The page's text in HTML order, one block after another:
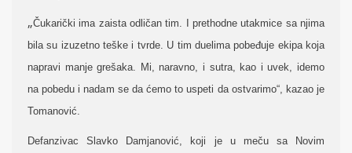
„Čukarički ima zaista odličan tim. I prethodne utakmice sa njima
bila su izuzetno teške i tvrde. U tim duelima pobeđuje ekipa koja
napravi manje grešaka. Mi, naravno, i sutra, kao i uvek, idemo
na pobedu i nadam se da ćemo to uspeti da ostvarimo“, kazao je
Tomanović.
Defanzivac Slavko Damjanović, koji je u meču sa Novim